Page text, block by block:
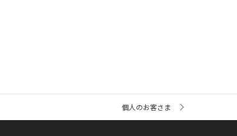
ト
個人のお客さま